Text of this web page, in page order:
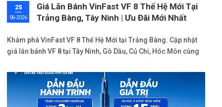
25
06-2026
Giá Lăn Bánh VinFast VF 8 Thế Hệ Mới Tại
Trảng Bàng, Tây Ninh | Ưu Đãi Mới Nhất
Khám phá VinFast VF 8 Thế Hệ Mới tại Trảng Bàng. Cập nhật
giá lăn bánh VF 8 tại Tây Ninh, Gò Dầu, Củ Chi, Hóc Môn cùng